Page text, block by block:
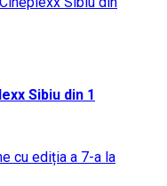
Sibiu din 1